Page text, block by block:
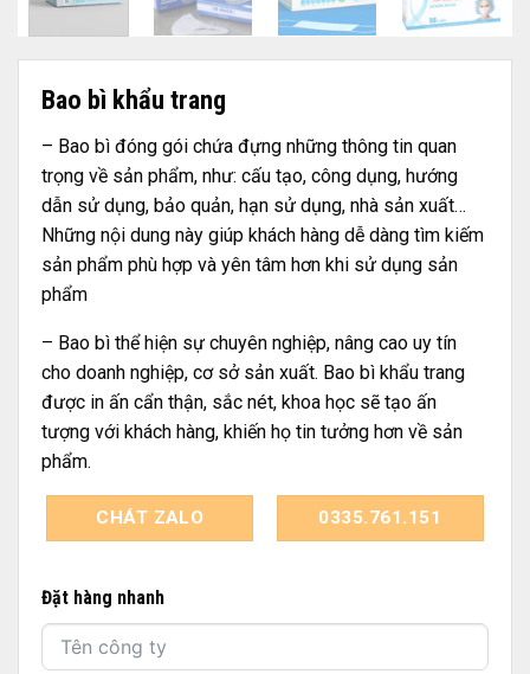
Bao bì khẩu trang
– Bao bì đóng gói chứa đựng những thông tin quan
trọng về sản phẩm, như: cấu tạo, công dụng, hướng
dẫn sử dụng, bảo quản, hạn sử dụng, nhà sản xuất…
Những nội dung này giúp khách hàng dễ dàng tìm kiếm
sản phẩm phù hợp và yên tâm hơn khi sử dụng sản
phẩm
– Bao bì thể hiện sự chuyên nghiệp, nâng cao uy tín
cho doanh nghiệp, cơ sở sản xuất. Bao bì khẩu trang
được in ấn cẩn thận, sắc nét, khoa học sẽ tạo ấn
tượng với khách hàng, khiến họ tin tưởng hơn về sản
phẩm.
CHÁT ZALO 0335.761.151
Đặt hàng nhanh